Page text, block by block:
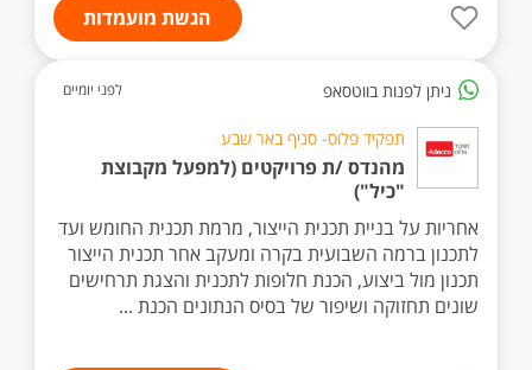
הגשת מועמדות
ניתן לפנות בווטסאפ לפני יומיים
תפקיד פלוס- סניף באר שבע
מהנדס /ת פרויקטים (למפעל מקבוצת
"כיל")
אחריות על בניית תכנית הייצור, מרמת תכנית החומש ועד
לתכנון ברמה השבועית בקרה ומעקב אחר תכנית הייצור
תכנון מול ביצוע, הכנת חלופות לתכנית והצגת תרחישים
שונים תחזוקה ושיפור של בסיס הנתונים הכנת ...